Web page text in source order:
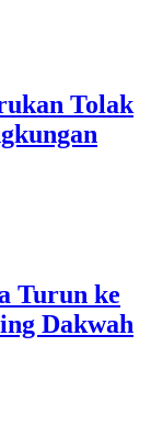
Tolak
Turun ke
Dakwah